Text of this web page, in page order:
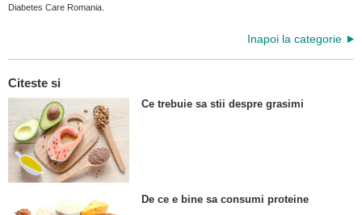
Diabetes Care Romania.
Inapoi la categorie
Citeste si
Ce trebuie sa stii despre grasimi
De ce e bine sa consumi proteine